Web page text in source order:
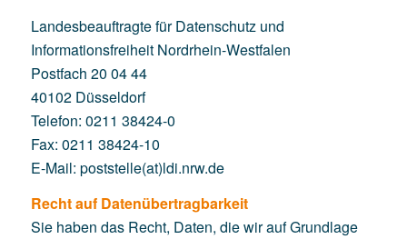
Landesbeauftragte für Datenschutz und
Informationsfreiheit Nordrhein-Westfalen
Postfach 20 04 44
40102 Düsseldorf
Telefon: 0211 38424-0
Fax: 0211 38424-10
E-Mail: poststelle(at)ldi.nrw.de
Recht auf Datenübertragbarkeit
Sie haben das Recht, Daten, die wir auf Grundlage